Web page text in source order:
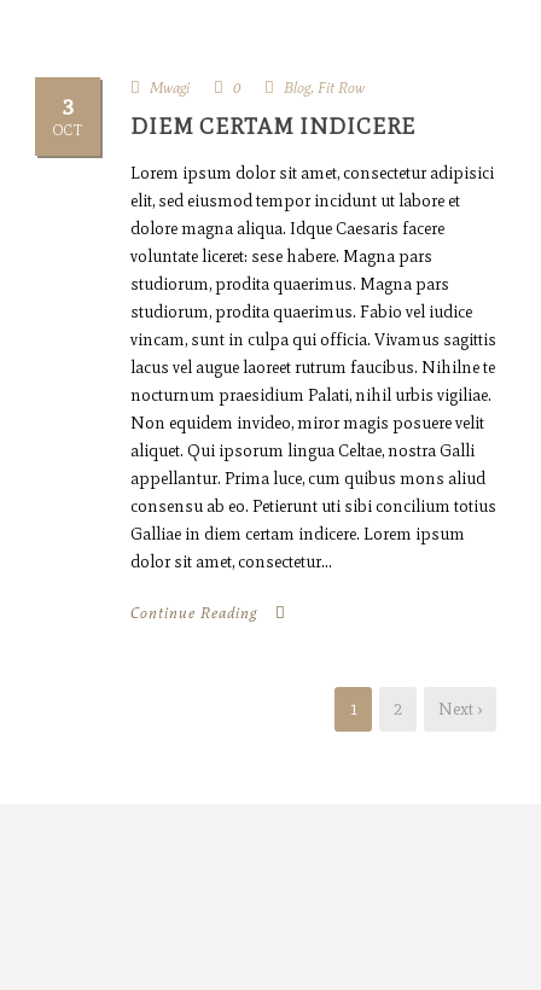
3
OCT
Mwagi 0 Blog, Fit Row
DIEM CERTAM INDICERE
Lorem ipsum dolor sit amet, consectetur adipisici
elit, sed eiusmod tempor incidunt ut labore et
dolore magna aliqua. Idque Caesaris facere
voluntate liceret: sese habere. Magna pars
studiorum, prodita quaerimus. Magna pars
studiorum, prodita quaerimus. Fabio vel iudice
vincam, sunt in culpa qui officia. Vivamus sagittis
lacus vel augue laoreet rutrum faucibus. Nihilne te
nocturnum praesidium Palati, nihil urbis vigiliae.
Non equidem invideo, miror magis posuere velit
aliquet. Qui ipsorum lingua Celtae, nostra Galli
appellantur. Prima luce, cum quibus mons aliud
consensu ab eo. Petierunt uti sibi concilium totius
Galliae in diem certam indicere. Lorem ipsum
dolor sit amet, consectetur...
Continue Reading
1 2 Next ›